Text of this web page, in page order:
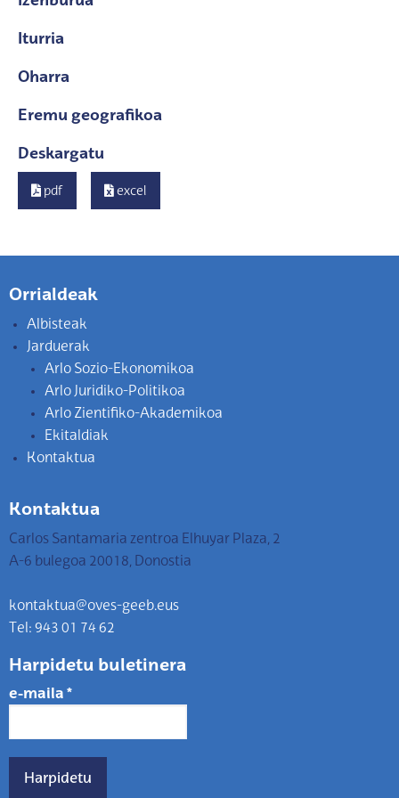
Iturria
Oharra
Eremu geografikoa
Deskargatu
pdf excel
Orrialdeak
Albisteak
Jarduerak
Arlo Sozio-Ekonomikoa
Arlo Juridiko-Politikoa
Arlo Zientifiko-Akademikoa
Ekitaldiak
Kontaktua
Kontaktua
Carlos Santamaria zentroa Elhuyar Plaza, 2
A-6 bulegoa 20018, Donostia
kontaktua@oves-geeb.eus
Tel: 943 01 74 62
Harpidetu buletinera
e-maila *